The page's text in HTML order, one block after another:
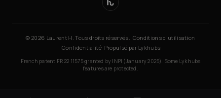
© 2026 Laurent H. Tous droits réservés. Conditions d'utilisation
·Confidentialité Propulsé par Lykhubs
French patent FR 22 11575 granted by INPI (January 2025). Some Lykhubs
features are protected.